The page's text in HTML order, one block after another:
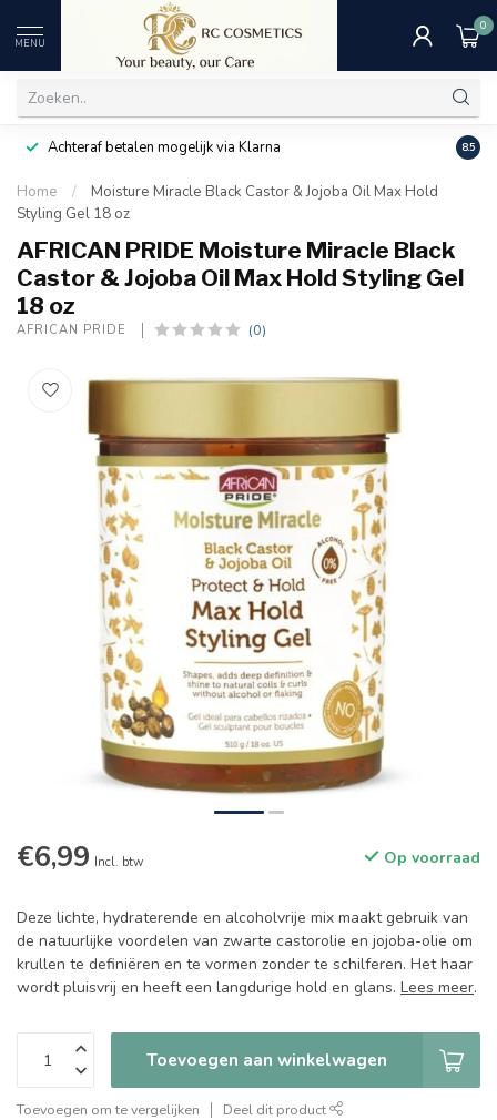
MENU
0
Achteraf betalen mogelijk via Klarna 8.5
Home /
Moisture Miracle Black Castor & Jojoba Oil Max Hold
Styling Gel 18 oz
AFRICAN PRIDE Moisture Miracle Black
Castor & Jojoba Oil Max Hold Styling Gel
18 oz
AFRICAN PRIDE (0)
€6,99 Incl. btw Op voorraad
Deze lichte, hydraterende en alcoholvrije mix maakt gebruik van
de natuurlijke voordelen van zwarte castorolie en jojoba-olie om
krullen te definiëren en te vormen zonder te schilferen. Het haar
wordt pluisvrij en heeft een langdurige hold en glans. Lees meer.
Toevoegen aan winkelwagen
Toevoegen om te vergelijken Deel dit product